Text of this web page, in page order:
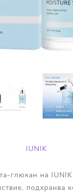
IUNIK
глюкан на
подхранва